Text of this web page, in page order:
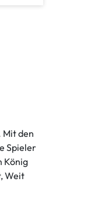
Mit den
Spieler
König
Weit